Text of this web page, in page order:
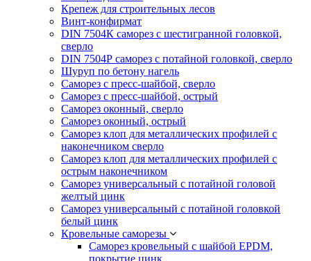
Крепеж для строительных лесов
Винт-конфирмат
DIN 7504К саморез с шестигранной головкой,
сверло
DIN 7504Р саморез с потайной головкой, сверло
Шуруп по бетону нагель
Саморез с пресс-шайбой, сверло
Саморез с пресс-шайбой, острый
Саморез оконный, сверло
Саморез оконный, острый
Саморез клоп для металлических профилей с
наконечником сверло
Саморез клоп для металлических профилей с
острым наконечником
Саморез универсальный с потайной головой
желтый цинк
Саморез универсальный с потайной головкой
белый цинк
Кровельные саморезы
Саморез кровельный с шайбой EPDM,